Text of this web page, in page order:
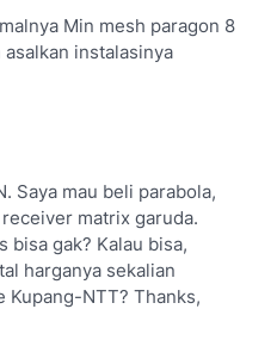
Min mesh paragon 8
instalasinya
Saya mau beli parabola,
matrix garuda.
bisa gak? Kalau bisa,
harganya sekalian
Kupang-NTT? Thanks,